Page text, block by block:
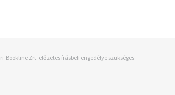
Zrt. előzetes írásbeli engedélye szükséges.